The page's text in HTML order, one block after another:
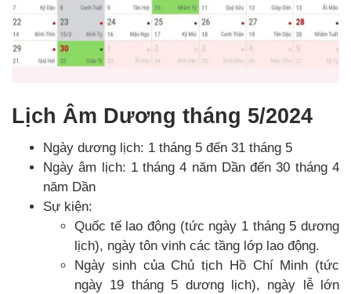
Lịch Âm Dương tháng 5/2024
Ngày dương lịch: 1 tháng 5 đến 31 tháng 5
Ngày âm lịch: 1 tháng 4 năm Dần đến 30 tháng 4
năm Dần
Sự kiện:
Quốc tế lao động (tức ngày 1 tháng 5 dương
lịch), ngày tôn vinh các tầng lớp lao động.
Ngày sinh của Chủ tịch Hồ Chí Minh (tức
ngày 19 tháng 5 dương lịch), ngày lễ lớn